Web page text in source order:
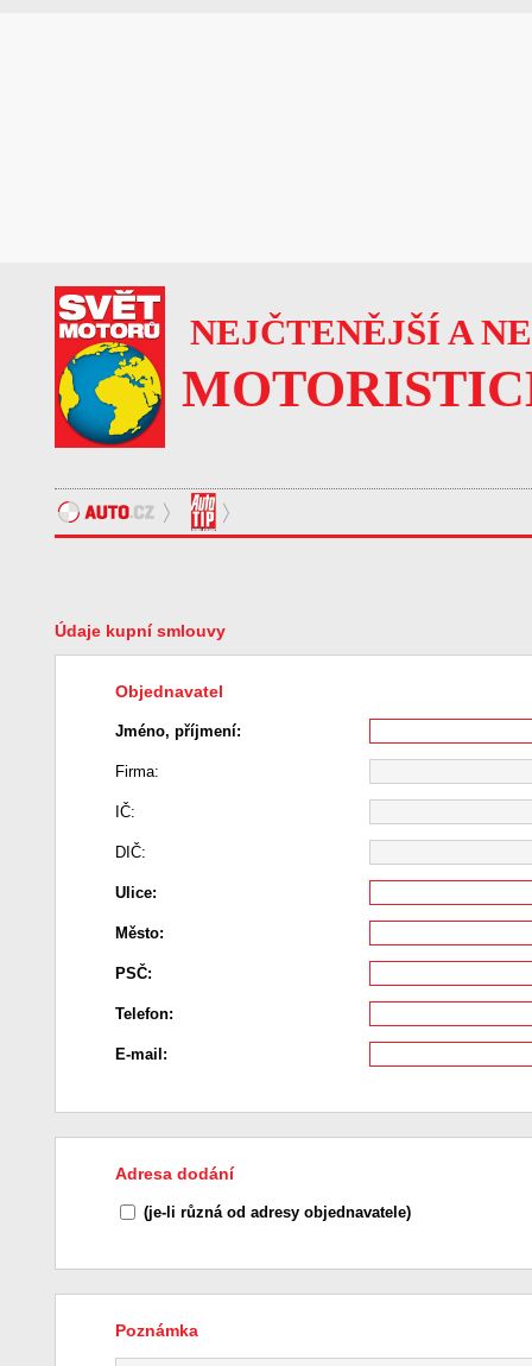
NEJČTENĚJŠÍ A
Údaje kupní smlouvy
Objednavatel
Jméno, příjmení:
Firma:
IČ:
DIČ:
Ulice:
Město:
PSČ:
Telefon:
E-mail:
Adresa dodání
(je-li různá od adresy objednavatele)
Poznámka